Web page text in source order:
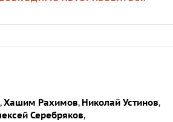
,Хашим Рахимов, Николай Устинов,
Серебряков,